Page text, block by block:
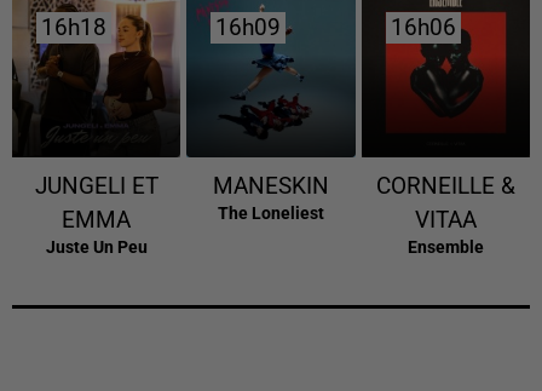
16h18
16h18
JUNGELI ET
EMMA
Juste Un Peu
16h09
16h09
MANESKIN
The Loneliest
16h06
16h06
CORNEILLE &
VITAA
Ensemble